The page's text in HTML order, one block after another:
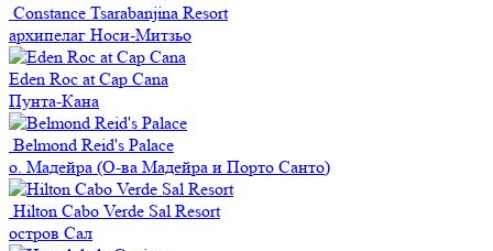
Constance Tsarabanjina Resort
архипелаг Носи-Митзьо
Eden Roc at Cap Cana
Пунта-Кана
Belmond Reid's Palace
о. Мадейра (О-ва Мадейра и Порто Санто)
Hilton Cabo Verde Sal Resort
остров Сал